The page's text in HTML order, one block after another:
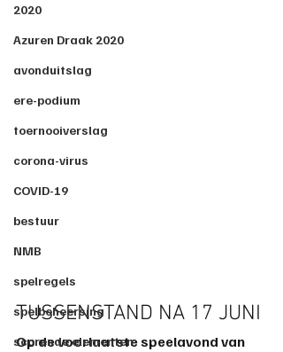
2020
Azuren Draak 2020
avonduitslag
ere-podium
toernooiverslag
corona-virus
COVID-19
bestuur
NMB
spelregels
spelbeheersing
scorende elementen
TUSSENSTAND NA 17 JUNI
Op de voorlaatste speelavond van